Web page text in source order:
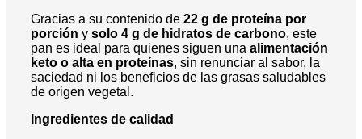
Gracias a su contenido de 22 g de proteína por
porción y solo 4 g de hidratos de carbono, este
pan es ideal para quienes siguen una alimentación
keto o alta en proteínas, sin renunciar al sabor, la
saciedad ni los beneficios de las grasas saludables
de origen vegetal.
Ingredientes de calidad